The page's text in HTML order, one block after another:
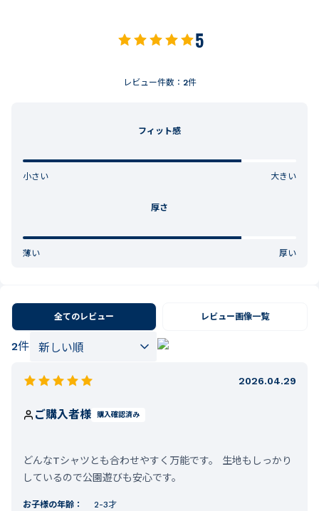
5
レビュー件数： 2件
フィット感
小さい 大きい
厚さ
薄い 厚い
全てのレビュー レビュー画像一覧
2件
2026.04.29
ご購入者様 購入確認済み
どんなTシャツとも合わせやすく万能です。 生地もしっかり
しているので公園遊びも安心です。
お子様の年齢：
2-3才